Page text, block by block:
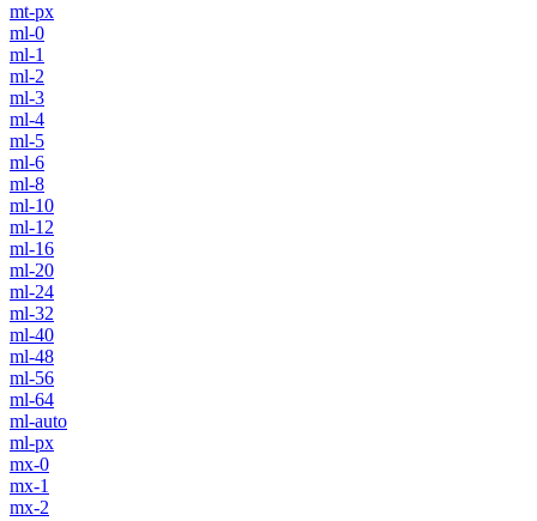
mt-px
ml-0
ml-1
ml-2
ml-3
ml-4
ml-5
ml-6
ml-8
ml-10
ml-12
ml-16
ml-20
ml-24
ml-32
ml-40
ml-48
ml-56
ml-64
ml-auto
ml-px
mx-0
mx-1
mx-2